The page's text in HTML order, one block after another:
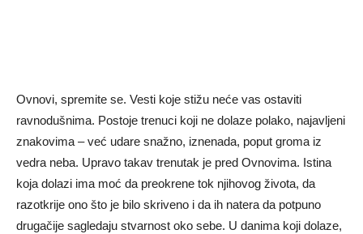
Ovnovi, spremite se. Vesti koje stižu neće vas ostaviti
ravnodušnima. Postoje trenuci koji ne dolaze polako, najavljeni
znakovima – već udare snažno, iznenada, poput groma iz
vedra neba. Upravo takav trenutak je pred Ovnovima. Istina
koja dolazi ima moć da preokrene tok njihovog života, da
razotkrije ono što je bilo skriveno i da ih natera da potpuno
drugačije sagledaju stvarnost oko sebe. U danima koji dolaze,